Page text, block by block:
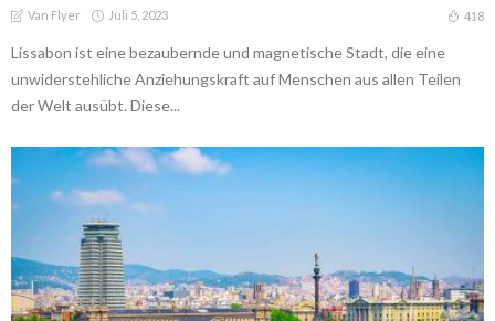
Van Flyer Juli 5, 2023 418
Lissabon ist eine bezaubernde und magnetische Stadt, die eine
unwiderstehliche Anziehungskraft auf Menschen aus allen Teilen
der Welt ausübt. Diese...